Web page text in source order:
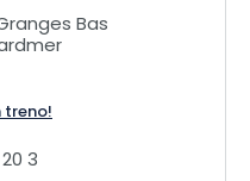
vi attendono
per bambini) e una
Bas
treno!
3